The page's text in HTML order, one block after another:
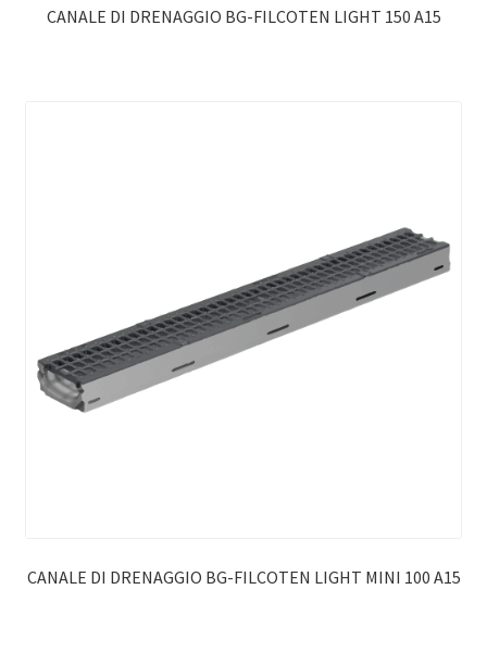
CANALE DI DRENAGGIO BG-FILCOTEN LIGHT 150 A15
CANALE DI DRENAGGIO BG-FILCOTEN LIGHT MINI 100 A15